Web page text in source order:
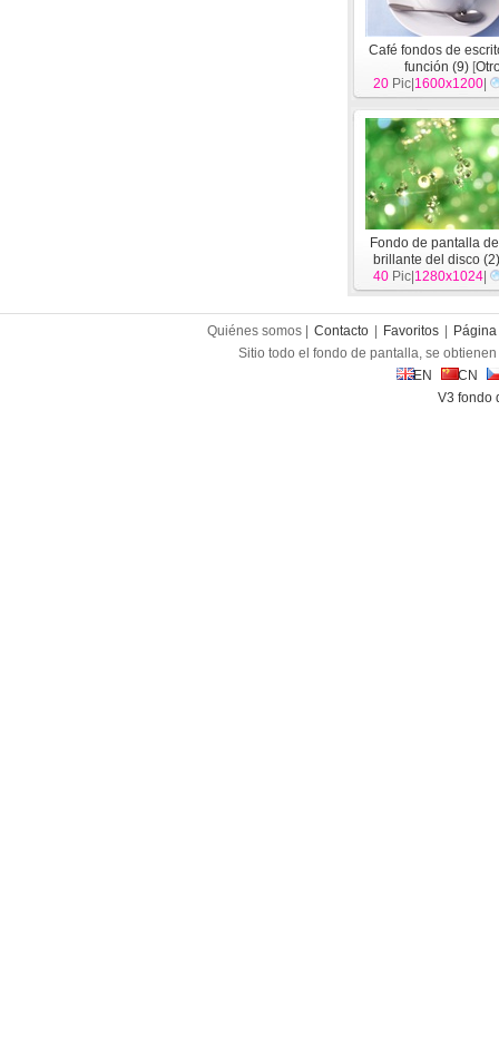
Café fondos de
función (9) [
20 Pic| 1600x1200
Fondo de pantalla
brillante del disco (2)
40 Pic| 1280x1024
Quiénes somos | Contacto Favoritos
Sitio todo el fondo de pantalla, se
EN
CN
V3 fondo